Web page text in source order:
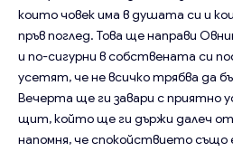
които човек има в душата си и
пръв поглед. Това ще направи
и по-сигурни в собствената си
усетят, че не всичко трябва да
Вечерта ще ги завари с приятно
щит, който ще ги държи далеч от
напомня, че спокойствието също